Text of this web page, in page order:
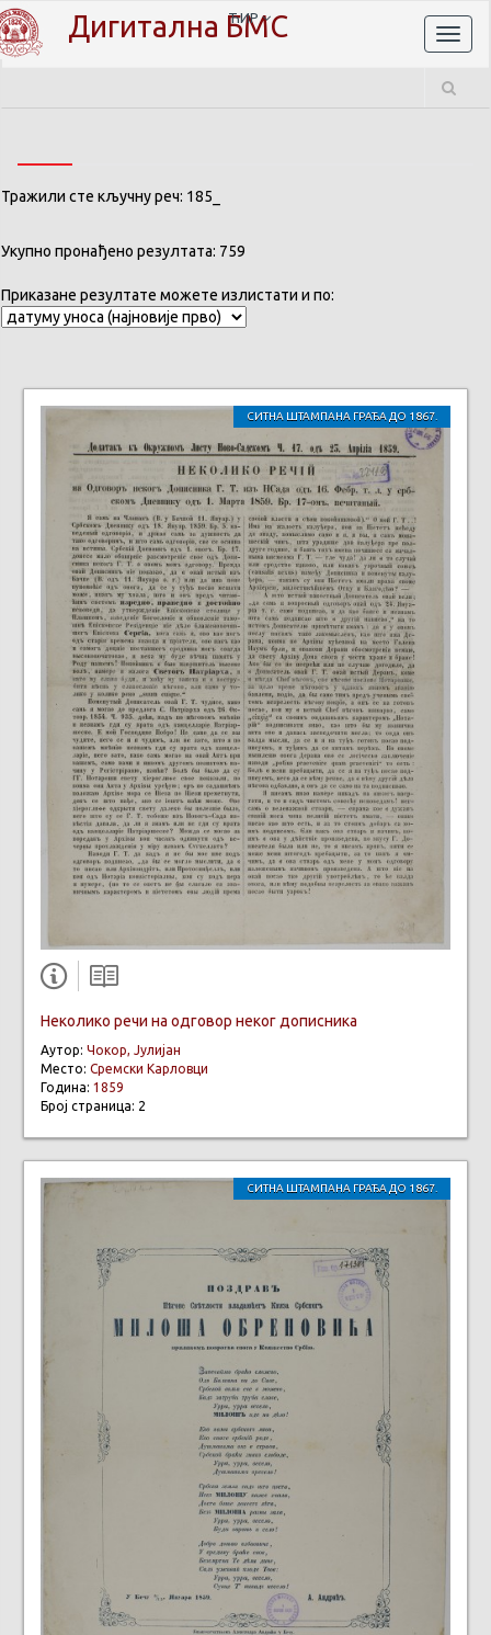
Дигитална БМС
ЋИР
Тражили сте кључну реч: 185_
Укупно пронађено резултата: 759
Приказане резултате можете излистати и по:
СИТНА ШТАМПАНА ГРАЂА ДО 1867.
Неколико речи на одговор неког дописника
Аутор: Чокор, Јулијан
Место: Сремски Карловци
Година: 1859
Број страница: 2
СИТНА ШТАМПАНА ГРАЂА ДО 1867.